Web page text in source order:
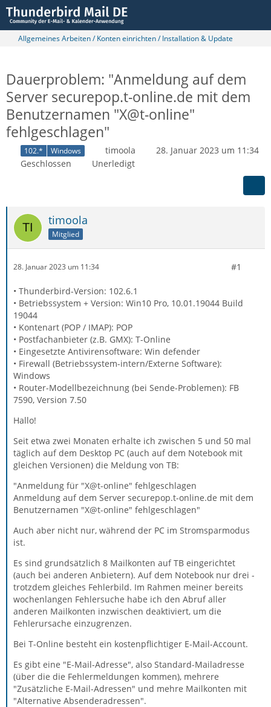
Allgemeines Arbeiten / Konten einrichten / Installation & Update
Dauerproblem: "Anmeldung auf dem
Server securepop.t-online.de mit dem
Benutzernamen "X@t-online"
fehlgeschlagen"
102.* Windows timoola
28. Januar 2023 um 11:34
Geschlossen
Unerledigt
timoola
Mitglied
28. Januar 2023 um 11:34 #1
• Thunderbird-Version: 102.6.1
• Betriebssystem + Version: Win10 Pro, 10.01.19044 Build
19044
• Kontenart (POP / IMAP): POP
• Postfachanbieter (z.B. GMX): T-Online
• Eingesetzte Antivirensoftware: Win defender
• Firewall (Betriebssystem-intern/Externe Software):
Windows
• Router-Modellbezeichnung (bei Sende-Problemen): FB
7590, Version 7.50
Hallo!
Seit etwa zwei Monaten erhalte ich zwischen 5 und 50 mal
täglich auf dem Desktop PC (auch auf dem Notebook mit
gleichen Versionen) die Meldung von TB:
"Anmeldung für "X@t-online" fehlgeschlagen
Anmeldung auf dem Server securepop.t-online.de mit dem
Benutzernamen "X@t-online" fehlgeschlagen"
Auch aber nicht nur, während der PC im Stromsparmodus
ist.
Es sind grundsätzlich 8 Mailkonten auf TB eingerichtet
(auch bei anderen Anbietern). Auf dem Notebook nur drei -
trotzdem gleiches Fehlerbild. Im Rahmen meiner bereits
wochenlangen Fehlersuche habe ich den Abruf aller
anderen Mailkonten inzwischen deaktiviert, um die
Fehlerursache einzugrenzen.
Bei T-Online besteht ein kostenpflichtiger E-Mail-Account.
Es gibt eine "E-Mail-Adresse", also Standard-Mailadresse
(über die die Fehlermeldungen kommen), mehrere
"Zusätzliche E-Mail-Adressen" und mehre Mailkonten mit
"Alternative Absenderadressen".